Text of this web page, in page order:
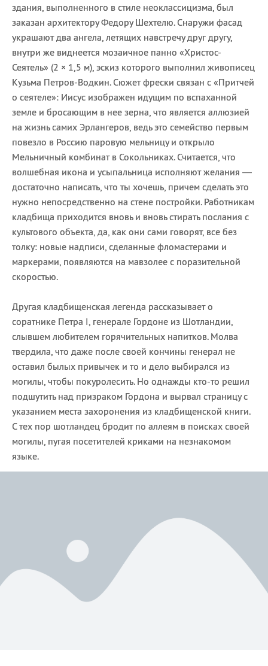
здания, выполненного в стиле неоклассицизма, был
заказан архитектору Федору Шехтелю. Снаружи фасад
украшают два ангела, летящих навстречу друг другу,
внутри же виднеется мозаичное панно «Христос-
Сеятель» (2 × 1,5 м), эскиз которого выполнил живописец
Кузьма Петров-Водкин. Сюжет фрески связан с «Притчей
о сеятеле»: Иисус изображен идущим по вспаханной
земле и бросающим в нее зерна, что является аллюзией
на жизнь самих Эрлангеров, ведь это семейство первым
повезло в Россию паровую мельницу и открыло
Мельничный комбинат в Сокольниках. Считается, что
волшебная икона и усыпальница исполняют желания —
достаточно написать, что ты хочешь, причем сделать это
нужно непосредственно на стене постройки. Работникам
кладбища приходится вновь и вновь стирать послания с
культового объекта, да, как они сами говорят, все без
толку: новые надписи, сделанные фломастерами и
маркерами, появляются на мавзолее с поразительной
скоростью.
Другая кладбищенская легенда рассказывает о
соратнике Петра I, генерале Гордоне из Шотландии,
слывшем любителем горячительных напитков. Молва
твердила, что даже после своей кончины генерал не
оставил былых привычек и то и дело выбирался из
могилы, чтобы покуролесить. Но однажды кто-то решил
подшутить над призраком Гордона и вырвал страницу с
указанием места захоронения из кладбищенской книги.
С тех пор шотландец бродит по аллеям в поисках своей
могилы, пугая посетителей криками на незнакомом
языке.